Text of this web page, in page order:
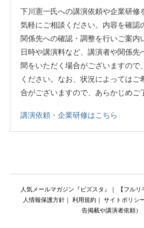
下川憲一氏への講演依頼や企業研修
気軽にご相談ください。内容を確認
関係先への確認・調整を行いご案内
日時や講演料など、講演者や関係先
間をいただく場合がございますので
ください。なお、状況によってはご
合がございますので、あらかじめご
講演依頼・企業研修はこちら
人気メールマガジン『ビズスタ』 ｜ 【フル
人情報保護方針｜ 利用規約｜ サイトポリシ
告掲載や講演者依頼）